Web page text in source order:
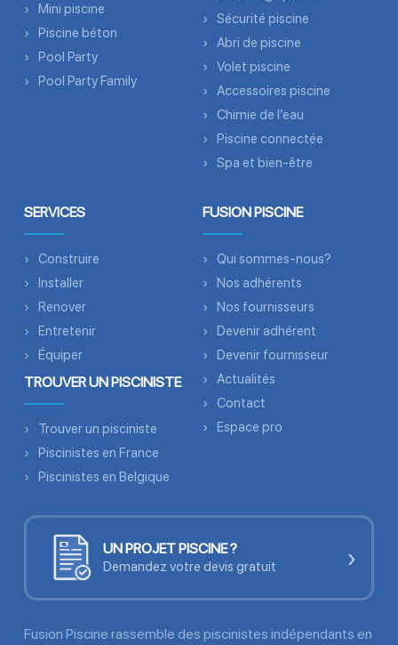
Mini piscine
Piscine béton
Pool Party
Pool Party Family
Sécurité piscine
Abri de piscine
Volet piscine
Accessoires piscine
Chimie de l’eau
Piscine connectée
Spa et bien-être
SERVICES
Construire
Installer
Renover
Entretenir
Équiper
TROUVER UN PISCINISTE
Trouver un pisciniste
Piscinistes en France
Piscinistes en Belgique
FUSION PISCINE
Qui sommes-nous?
Nos adhérents
Nos fournisseurs
Devenir adhérent
Devenir fournisseur
Actualités
Contact
Espace pro
UN PROJET PISCINE ?
Demandez votre devis gratuit ›
Fusion Piscine rassemble des piscinistes indépendants en